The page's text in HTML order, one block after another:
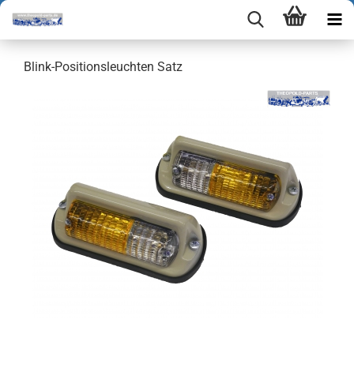
Blink-Positionsleuchten Satz